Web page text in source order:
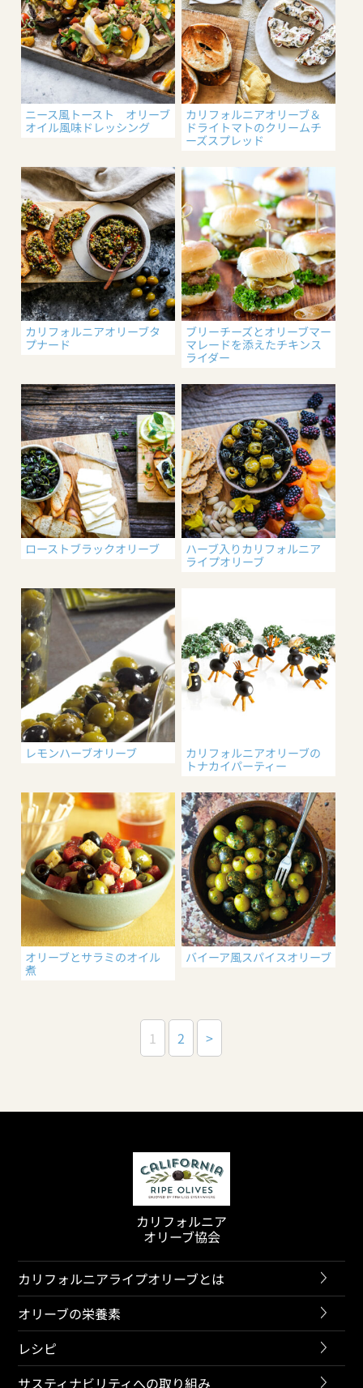
ニース風トースト オリーブ
オイル風味ドレッシング
カリフォルニアオリーブ＆
ドライトマトのクリームチ
ーズスプレッド
カリフォルニアオリーブタ
プナード
ブリーチーズとオリーブマー
マレードを添えたチキンス
ライダー
ローストブラックオリーブ
ハーブ入りカリフォルニア
ライプオリーブ
レモンハーブオリーブ
カリフォルニアオリーブの
トナカイパーティー
オリーブとサラミのオイル
煮
バイーア風スパイスオリーブ
1 2 >
カリフォルニア
オリーブ協会
カリフォルニアライプオリーブとは
オリーブの栄養素
レシピ
サスティナビリティへの取り組み